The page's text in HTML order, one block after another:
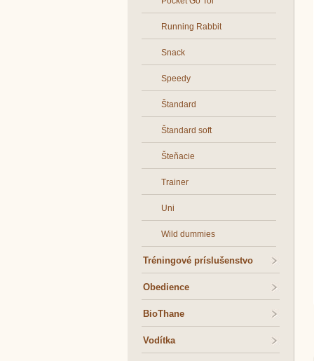
Running Rabbit
Snack
Speedy
Štandard
Štandard soft
Šteňacie
Trainer
Uni
Wild dummies
Tréningové príslušenstvo
Obedience
BioThane
Vodítka